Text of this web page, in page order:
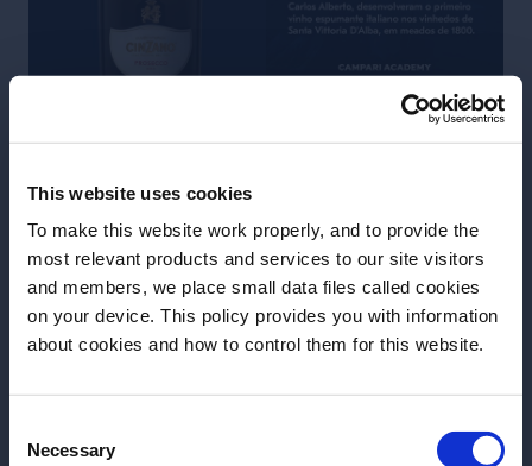
This website uses cookies
To make this website work properly, and to provide the
most relevant products and services to our site visitors
and members, we place small data files called cookies
on your device. This policy provides you with information
about cookies and how to control them for this website.
Selection
Necessary
Antes de começar, precisamos saber sua